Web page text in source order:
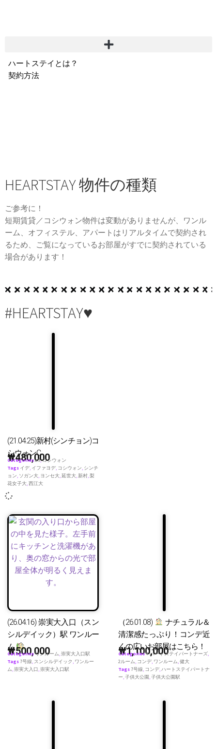
ハートステイとは？
契約方法
HEARTSTAY 物件の種類
ご参考に！
短期賃貸／コシウォン物件は変動がありませんが、ワンル
ーム、オフィステル、アパートはリアルタイムで契約され
るため、ご覧になっているお部屋がすでに契約されている
場合があります！
#HEARTSTAY♥
(21.04.25)新村(シンチョン)コ
シウォンC
₩480,000
Categoriesall,コシウォン
Tags イデ, イファヨデ, コシウォン, シンチ
ョン, ソガン大, ヨンセ大,延世大,新村,梨
花女子大,西江大
(26.04.16) 崇実大入口（スン
シルデイック）駅 ワンルー
ム
₩500,000
Categoriesワンルーム,崇実大入口駅
Tags7号線, スンシルデイック , ワンルー
ム,崇実大入口,崇実大入口駅
（26.01.08)
ナチュラル＆
清潔感たっぷり！コンデ近
くの広いお部屋はこちら！
₩1,100,000
Categories♥ ハートステイパートナーズ,
2ルーム, コンデ, ワンルーム,健大
Tags7号線, コンデ,ハートステイパートナ
ー,子供大公園 ,子供大公園駅